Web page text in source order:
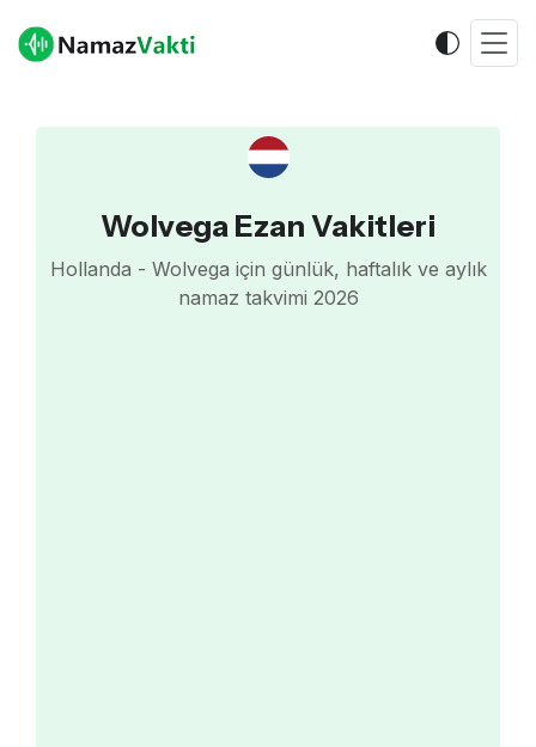
Wolvega Ezan Vakitleri
Hollanda - Wolvega için günlük, haftalık ve aylık
namaz takvimi 2026